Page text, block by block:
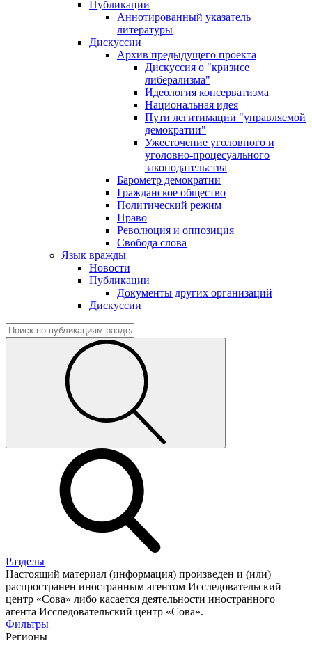
Публикации
Аннотированный указатель
литературы
Дискуссии
Архив предыдущего проекта
Дискуссия о "кризисе
либерализма"
Идеология консерватизма
Национальная идея
Пути легитимации "управляемой
демократии"
Ужесточение уголовного и
уголовно-процесуального
законодательства
Барометр демократии
Гражданское общество
Политический режим
Право
Революция и оппозиция
Свобода слова
Язык вражды
Новости
Публикации
Документы других организаций
Дискуссии
Разделы
Настоящий материал (информация) произведен и (или)
распространен иностранным агентом Исследовательский
центр «Сова» либо касается деятельности иностранного
агента Исследовательский центр «Сова».
Фильтры
Регионы